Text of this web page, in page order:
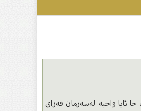
ئایا واجبە لەسەرمان قەزای